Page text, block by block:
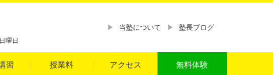
曜日
当塾について 塾長ブログ
習 授業料 アクセス 無料体験